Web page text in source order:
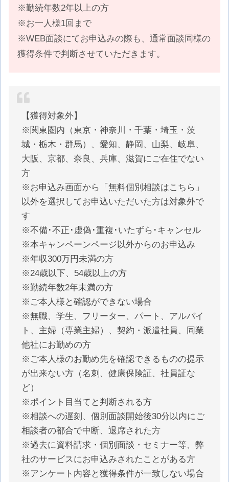
※勤続年数2年以上の方
※お一人様1回まで
※WEB面談にてお申込みの際も、通常面談同様の
獲得条件で判断させていただきます。
【獲得対象外】
※関東圏内（東京・神奈川・千葉・埼玉・茨
城・栃木・群馬）、愛知、静岡、山梨、岐阜、
大阪、京都、奈良、兵庫、滋賀にご在住でない
方
※お申込み画面から「無料個別相談はこちら」
以外を選択してお申込いただいた方は対象外で
す
※不備･不正･虚偽･重複･いたずら･キャンセル
※本キャンペーンページ以外からのお申込み
※年収300万円未満の方
※24歳以下、54歳以上の方
※勤続年数2年未満の方
※ご本人様と確認ができない場合
※無職、学生、フリーター、パート、アルバイ
ト、主婦（専業主婦）、契約・派遣社員、同業
他社にお勤めの方
※ご本人様のお勤め先を確認できるものの提示
が出来ない方（名刺、健康保険証、社員証な
ど）
※ポイント目当てと判断される方
※相談への遅刻、個別面談開始後30分以内にご
相談者の都合で中断、退席された方
※過去に資料請求・個別面談・セミナー等、弊
社のサービスにお申込みされたことがある方
※アンケート内容と獲得条件が一致しない場合